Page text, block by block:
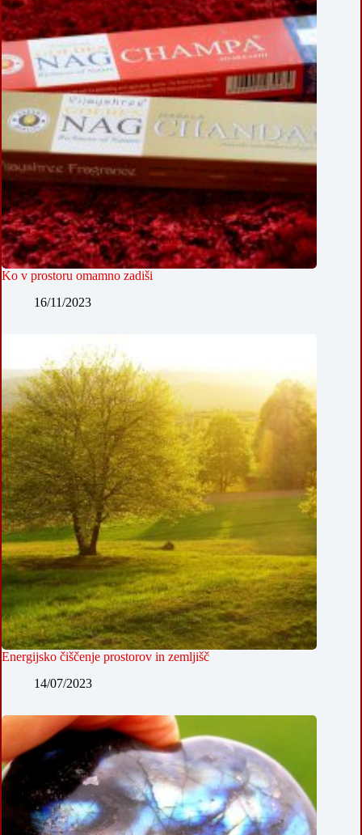
Ko v prostoru omamno zadiši
16/11/2023
Energijsko čiščenje prostorov in zemljišč
14/07/2023